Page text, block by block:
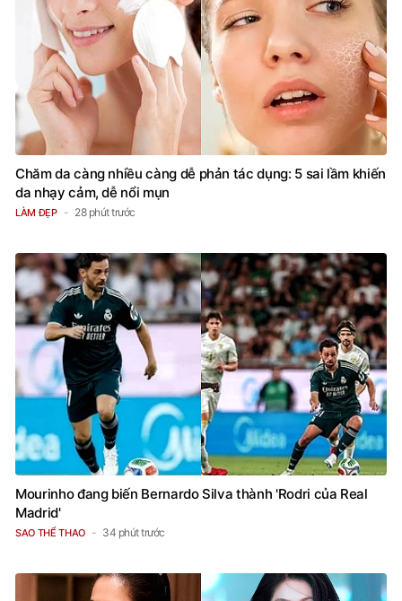
Chăm da càng nhiều càng dễ phản tác dụng: 5 sai lầm khiến
da nhạy cảm, dễ nổi mụn
LÀM ĐẸP 28 phút trước
Mourinho đang biến Bernardo Silva thành 'Rodri của Real
Madrid'
SAO THỂ THAO 34 phút trước